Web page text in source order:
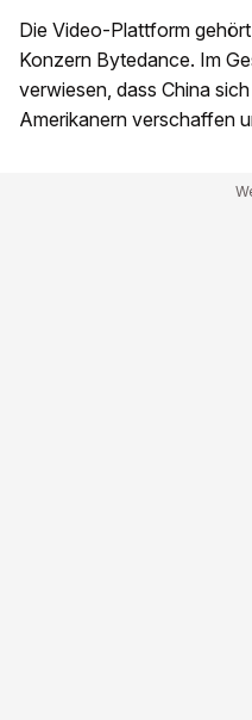
Die Video-Plattform
Konzern Bytedance. Im
verwiesen, dass China
Amerikanern verschaffen